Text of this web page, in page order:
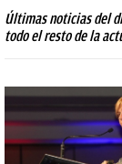
Últimas noticias del
todo el resto de la